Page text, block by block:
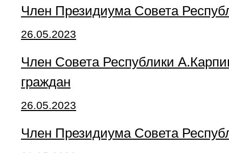
Член Президиума Совета
26.05.2023
Член Совета Республики
граждан
26.05.2023
Член Президиума Совета